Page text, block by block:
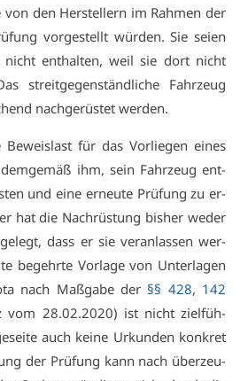
von den Her­stel­lern im Rah­men der
vor­ge­stellt wür­den. Sie sei­en
nicht ent­hal­ten, weil sie dort nicht
streit­ge­gen­ständ­li­che Fahr­zeug
nach­ge­rüs­tet wer­den.
für das Vor­lie­gen ei­nes
ihm, sein Fahr­zeug ent­
und ei­ne er­neu­te Prü­fung zu er­
hat die Nach­rüs­tung bis­her we­der
dass er sie ver­an­las­sen wer­
be­gehr­te Vor­la­ge von Un­ter­la­gen
nach Maß­ga­be der §§ 428, 142
vom 28.02.2020) ist nicht ziel­füh­
auch kei­ne Ur­kun­den kon­kret
der Prü­fung kann nach über­zeu­